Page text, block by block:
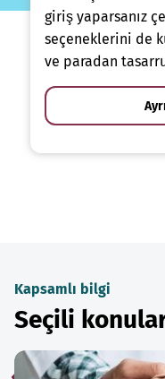
giriş yaparsanız
seçeneklerini de
ve paradan
Kapsamlı bilgi
Seçili